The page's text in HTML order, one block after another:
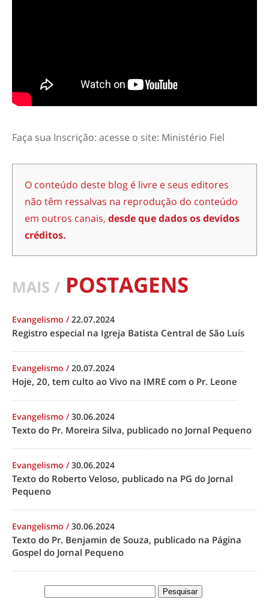
Faça sua Inscrição: acesse o site: Ministério Fiel
O conteúdo deste blog é livre e seus editores
não têm ressalvas na reprodução do conteúdo
em outros canais, desde que dados os devidos
créditos.
MAIS / POSTAGENS
Evangelismo /22.07.2024
Registro especial na Igreja Batista Central de São Luís
Evangelismo /20.07.2024
Hoje, 20, tem culto ao Vivo na IMRE com o Pr. Leone
Evangelismo /30.06.2024
Texto do Pr. Moreira Silva, publicado no Jornal Pequeno
Evangelismo /30.06.2024
Texto do Roberto Veloso, publicado na PG do Jornal
Pequeno
Evangelismo /30.06.2024
Texto do Pr. Benjamin de Souza, publicado na Página
Gospel do Jornal Pequeno